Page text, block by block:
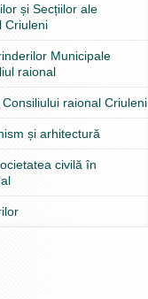
și Secțiilor ale
Criuleni
Municipale
raional
raional Criuleni
și arhitectură
civilă în